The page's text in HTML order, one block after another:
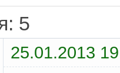
5
25.01.2013